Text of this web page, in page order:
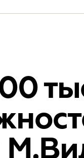
is developing as an